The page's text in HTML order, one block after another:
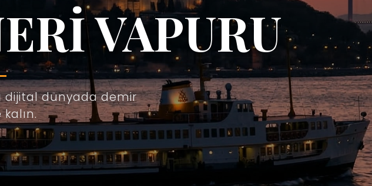
VAPURU
dijital dünyada demir